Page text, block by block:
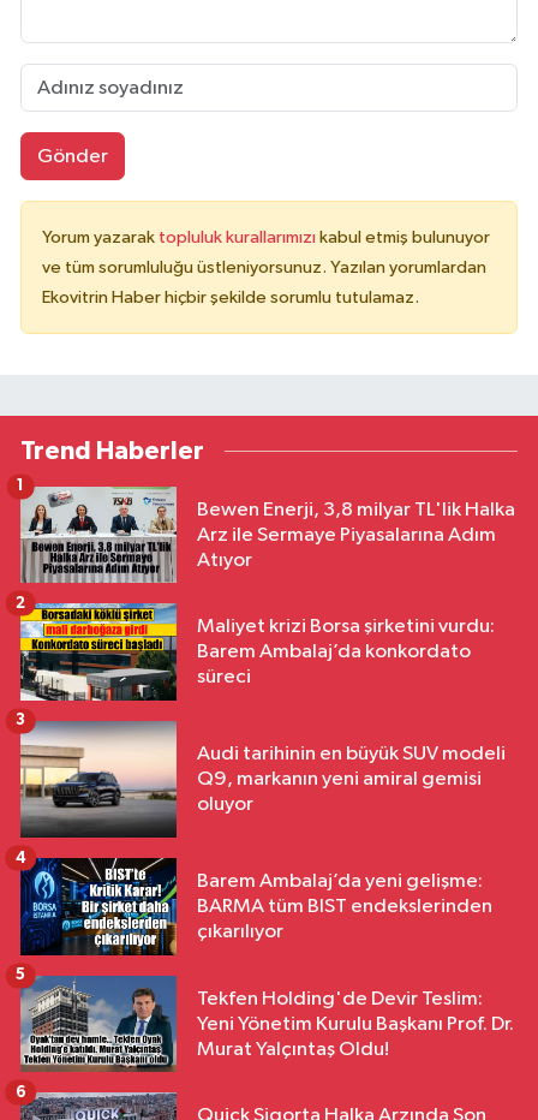
Gönder
Yorum yazarak topluluk kurallarımızı kabul etmiş bulunuyor
ve tüm sorumluluğu üstleniyorsunuz. Yazılan yorumlardan
Ekovitrin Haber hiçbir şekilde sorumlu tutulamaz.
Trend Haberler
Bewen Enerji, 3,8 milyar TL'lik Halka
Arz ile Sermaye Piyasalarına Adım
Atıyor
1
Maliyet krizi Borsa şirketini vurdu:
Barem Ambalaj’da konkordato
süreci
2
Audi tarihinin en büyük SUV modeli
Q9, markanın yeni amiral gemisi
oluyor
3
Barem Ambalaj’da yeni gelişme:
BARMA tüm BIST endekslerinden
çıkarılıyor
4
Tekfen Holding'de Devir Teslim:
Yeni Yönetim Kurulu Başkanı Prof. Dr.
Murat Yalçıntaş Oldu!
5
6